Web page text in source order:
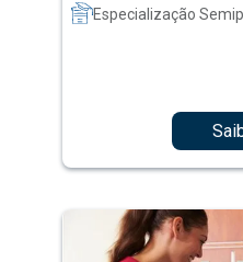
Especialização